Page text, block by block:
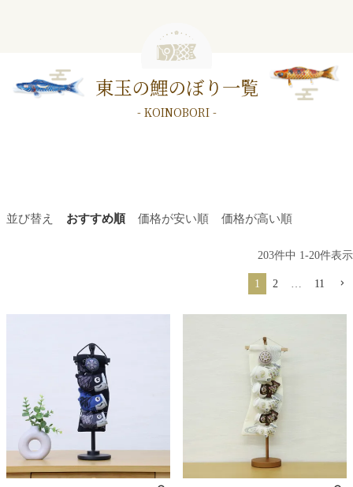
東玉の鯉のぼり一覧
- KOINOBORI -
並び替え おすすめ順 価格が安い順 価格が高い順
203件中 1-20件表示
1 2 … 11